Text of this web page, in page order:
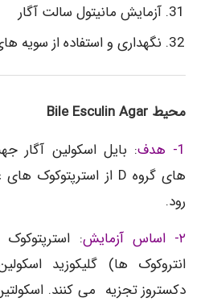
آزمایش مانیتول سالت آگار
نگهداری و استفاده از سویه
محیط Bile Esculin Agar
1- هدف
: بایل اسکولین آگار
رود.
٢- اساس آزمایش
انتروکوک ها) گلیکوزید